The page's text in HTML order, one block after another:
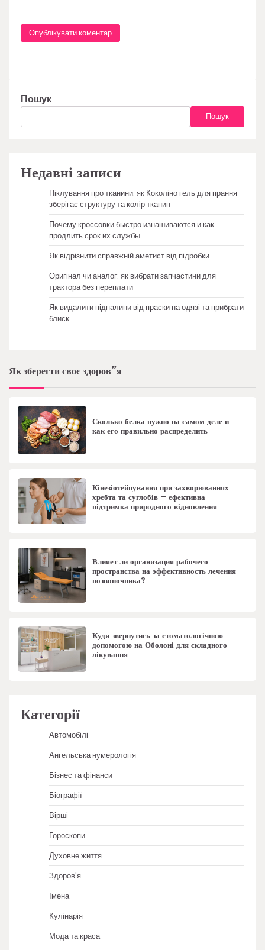
Пошук
Пошук
Недавні записи
Піклування про тканини: як Коколіно гель для прання
зберігає структуру та колір тканин
Почему кроссовки быстро изнашиваются и как
продлить срок их службы
Як відрізнити справжній аметист від підробки
Оригінал чи аналог: як вибрати запчастини для
трактора без переплати
Як видалити підпалини від праски на одязі та прибрати
блиск
Як зберегти своє здоров”я
Сколько белка нужно на самом деле и
как его правильно распределить
Кінезіотейпування при захворюваннях
хребта та суглобів – ефективна
підтримка природного відновлення
Влияет ли организация рабочего
пространства на эффективность лечения
позвоночника?
Куди звернутись за стоматологічною
допомогою на Оболоні для складного
лікування
Категорії
Автомобілі
Ангельська нумерологія
Бізнес та фінанси
Біографії
Вірші
Гороскопи
Духовне життя
Здоров'я
Імена
Кулінарія
Мода та краса